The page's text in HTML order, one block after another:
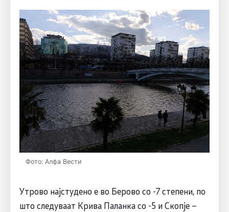
Фото: Алфа Вести
Утрово најстудено е во Берово со -7 степени, по
што следуваат Крива Паланка со -5 и Скопје –